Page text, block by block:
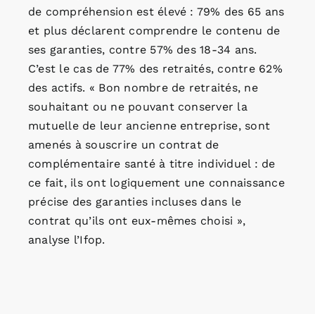
de compréhension est élevé : 79% des 65 ans
et plus déclarent comprendre le contenu de
ses garanties, contre 57% des 18-34 ans.
C’est le cas de 77% des retraités, contre 62%
des actifs. « Bon nombre de retraités, ne
souhaitant ou ne pouvant conserver la
mutuelle de leur ancienne entreprise, sont
amenés à souscrire un contrat de
complémentaire santé à titre individuel : de
ce fait, ils ont logiquement une connaissance
précise des garanties incluses dans le
contrat qu’ils ont eux-mêmes choisi »,
analyse l’Ifop.